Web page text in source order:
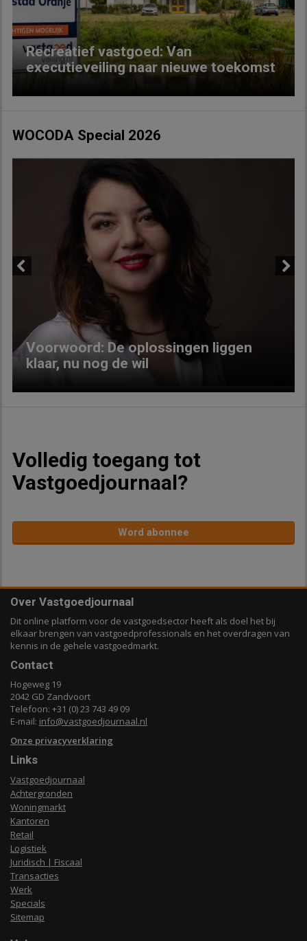
Recreatief vastgoed: Van
executieveiling naar nieuwe toekomst
WOCODA Special 2026
Voorwoord: De oplossingen liggen
klaar, nu nog de wil
Volledig toegang tot
Vastgoedjournaal?
Word abonnee
Over Vastgoedjournaal
Dit online platform voor de vastgoedsector heeft als doel het bij
elkaar brengen van vastgoedprofessionals en het overdragen van
kennis in de gehele vastgoedmarkt.
Contact
Hogeweg 19
2042 GD Zandvoort
Telefoon: +31 (0) 23 743 49 09
E-mail: info@vastgoedjournaal.nl
Onze privacyverklaring
Links
Vastgoedjournaal
Achtergronden
Woningmarkt
Kantoren
Retail
Logistiek
Juridisch | Fiscaal
Transacties
Werk
Specials
Sitemap